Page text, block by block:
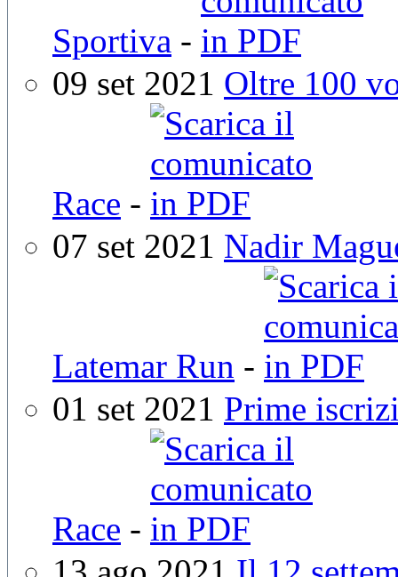
Sportiva -
09 set 2021 Oltre 100
Race -
07 set 2021 Nadir
Latemar Run -
01 set 2021 Prime
Race -